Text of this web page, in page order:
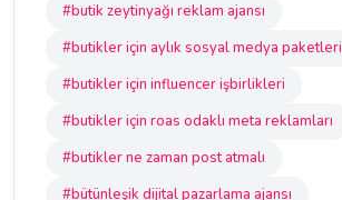
#butik zeytinyağı reklam ajansı
#butikler için aylık sosyal medya paketleri
#butikler için influencer işbirlikleri
#butikler için roas odaklı meta reklamları
#butikler ne zaman post atmalı
#bütünleşik dijital pazarlama ajansı